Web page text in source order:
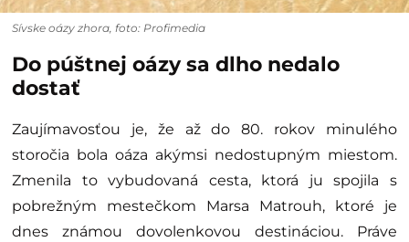
Sívske oázy zhora, foto: Profimedia
Do púštnej oázy sa dlho nedalo
dostať
Zaujímavosťou je, že až do 80. rokov minulého
storočia bola oáza akýmsi nedostupným miestom.
Zmenila to vybudovaná cesta, ktorá ju spojila s
pobrežným mestečkom Marsa Matrouh, ktoré je
dnes známou dovolenkovou destináciou. Práve